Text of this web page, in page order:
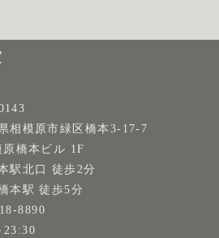
相模原市緑区橋本3-17-7
橋本ビル 1F
駅北口 徒歩2分
本駅 徒歩5分
8890
23:30